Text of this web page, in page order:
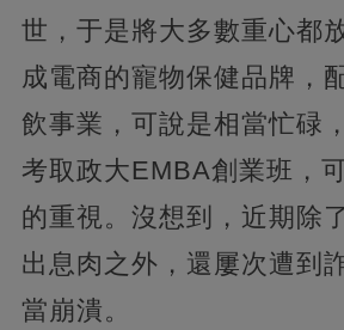
世，于是將大多數重心都
成電商的寵物保健品牌，
飲事業，可說是相當忙碌
考取政大EMBA創業班，
的重視。沒想到，近期除
出息肉之外，還屢次遭到
當崩潰。